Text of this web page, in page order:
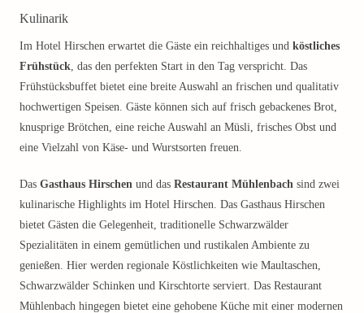
Kulinarik
Im Hotel Hirschen erwartet die Gäste ein reichhaltiges und köstliches
Frühstück, das den perfekten Start in den Tag verspricht. Das
Frühstücksbuffet bietet eine breite Auswahl an frischen und qualitativ
hochwertigen Speisen. Gäste können sich auf frisch gebackenes Brot,
knusprige Brötchen, eine reiche Auswahl an Müsli, frisches Obst und
eine Vielzahl von Käse- und Wurstsorten freuen.
Das Gasthaus Hirschen und das Restaurant Mühlenbach sind zwei
kulinarische Highlights im Hotel Hirschen. Das Gasthaus Hirschen
bietet Gästen die Gelegenheit, traditionelle Schwarzwälder
Spezialitäten in einem gemütlichen und rustikalen Ambiente zu
genießen. Hier werden regionale Köstlichkeiten wie Maultaschen,
Schwarzwälder Schinken und Kirschtorte serviert. Das Restaurant
Mühlenbach hingegen bietet eine gehobene Küche mit einer modernen